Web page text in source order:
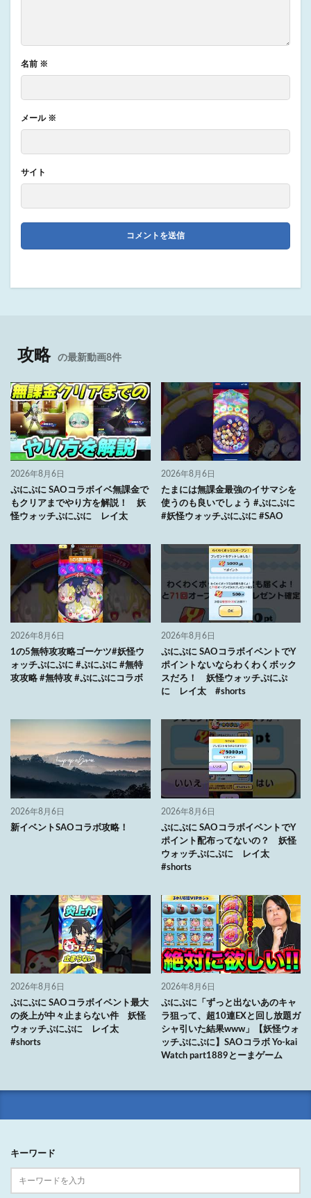
名前 ※
メール ※
サイト
攻略 の最新動画8件
2026年8月6日
ぷにぷに SAOコラボイベ無課金で
もクリアまでやり方を解説！ 妖
怪ウォッチぷにぷに レイ太
2026年8月6日
たまには無課金最強のイサマシを
使うのも良いでしょう #ぷにぷに
#妖怪ウォッチぷにぷに #SAO
2026年8月6日
1の5無特攻攻略ゴーケツ#妖怪ウ
ォッチぷにぷに #ぷにぷに #無特
攻攻略 #無特攻 #ぷにぷにコラボ
2026年8月6日
ぷにぷに SAOコラボイベントでY
ポイントないならわくわくボック
スだろ！ 妖怪ウォッチぷにぷ
に レイ太 #shorts
2026年8月6日
新イベントSAOコラボ攻略！
2026年8月6日
ぷにぷに SAOコラボイベントでY
ポイント配布ってないの？ 妖怪
ウォッチぷにぷに レイ太
#shorts
2026年8月6日
ぷにぷに SAOコラボイベント最大
の炎上が中々止まらない件 妖怪
ウォッチぷにぷに レイ太
#shorts
2026年8月6日
ぷにぷに「ずっと出ないあのキャ
ラ狙って、超10連EXと回し放題ガ
シャ引いた結果www」【妖怪ウォ
ッチぷにぷに】SAOコラボ Yo-kai
Watch part1889とーまゲーム
キーワード